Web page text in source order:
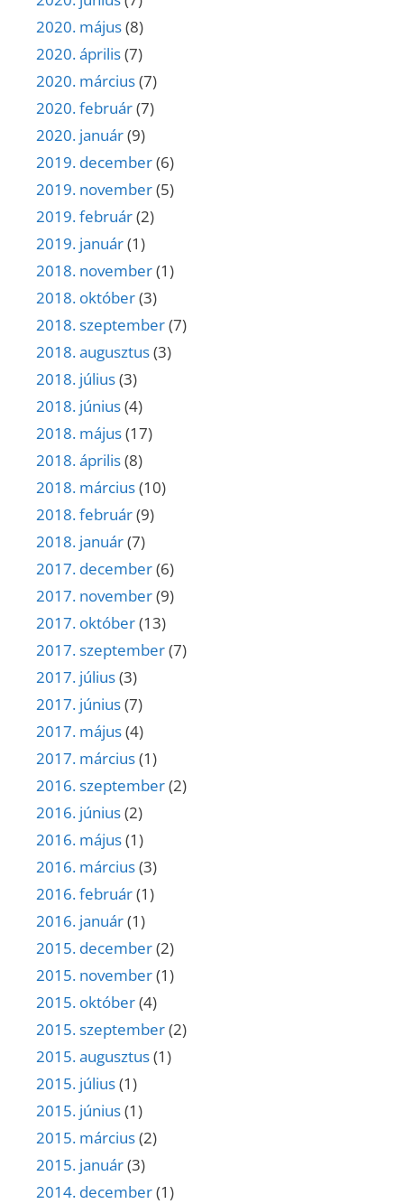
2020. május(8)
2020. április(7)
2020. március(7)
2020. február(7)
2020. január(9)
2019. december(6)
2019. november(5)
2019. február(2)
2019. január(1)
2018. november(1)
2018. október(3)
2018. szeptember(7)
2018. augusztus(3)
2018. július(3)
2018. június(4)
2018. május(17)
2018. április(8)
2018. március(10)
2018. február(9)
2018. január(7)
2017. december(6)
2017. november(9)
2017. október(13)
2017. szeptember(7)
2017. július(3)
2017. június(7)
2017. május(4)
2017. március(1)
2016. szeptember(2)
2016. június(2)
2016. május(1)
2016. március(3)
2016. február(1)
2016. január(1)
2015. december(2)
2015. november(1)
2015. október(4)
2015. szeptember(2)
2015. augusztus(1)
2015. július(1)
2015. június(1)
2015. március(2)
2015. január(3)
2014. december(1)